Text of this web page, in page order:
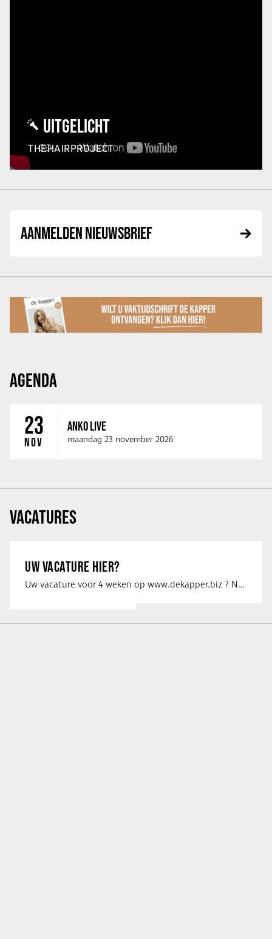
UITGELICHT
THEHAIRPROJECT
AANMELDEN NIEUWSBRIEF
AGENDA
23
NOV
ANKO LIVE
maandag 23 november 2026
VACATURES
UW VACATURE HIER?
Uw vacature voor 4 weken op www.dekapper.biz ? Neem dan contact op met Maaike …